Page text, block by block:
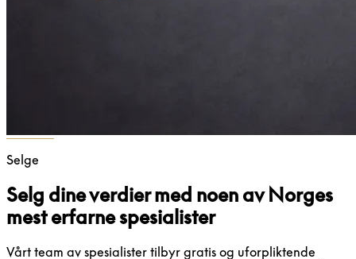
Selge
Selg dine verdier med noen av Norges
mest erfarne spesialister
Vårt team av spesialister tilbyr gratis og uforpliktende